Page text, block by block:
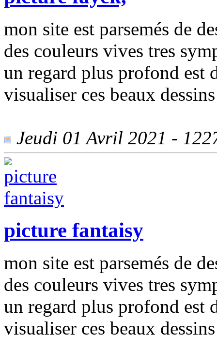
mon site est parsemés de
des couleurs vives tres
un regard plus profond est
visualiser ces beaux
Jeudi 01 Avril 2021 -
picture fantaisy
mon site est parsemés de
des couleurs vives tres
un regard plus profond est
visualiser ces beaux